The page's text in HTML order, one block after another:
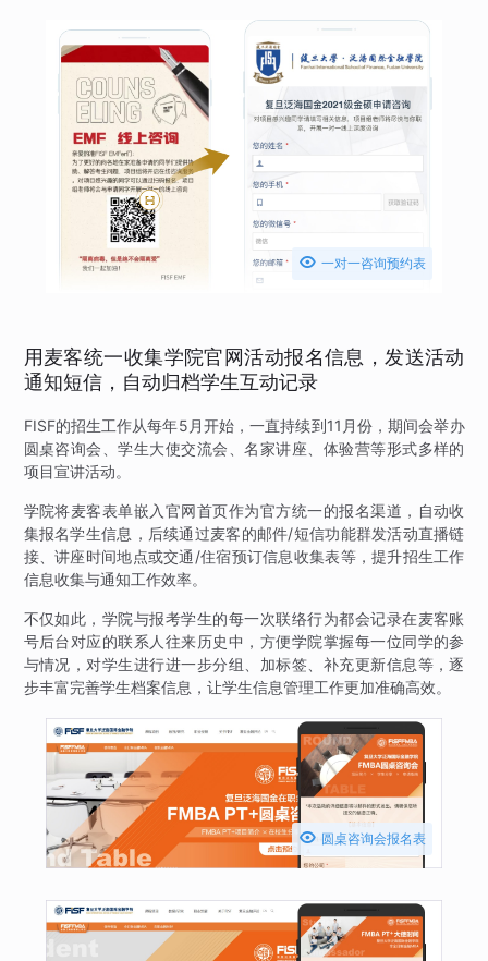
 一对一咨询预约表
用麦客统一收集学院官网活动报名信息，发送活动
通知短信，自动归档学生互动记录
FISF的招生工作从每年5月开始，一直持续到11月份，期间会举办
圆桌咨询会、学生大使交流会、名家讲座、体验营等形式多样的
项目宣讲活动。
学院将麦客表单嵌入官网首页作为官方统一的报名渠道，自动收
集报名学生信息，后续通过麦客的邮件/短信功能群发活动直播链
接、讲座时间地点或交通/住宿预订信息收集表等，提升招生工作
信息收集与通知工作效率。
不仅如此，学院与报考学生的每一次联络行为都会记录在麦客账
号后台对应的联系人往来历史中，方便学院掌握每一位同学的参
与情况，对学生进行进一步分组、加标签、补充更新信息等，逐
步丰富完善学生档案信息，让学生信息管理工作更加准确高效。
 圆桌咨询会报名表